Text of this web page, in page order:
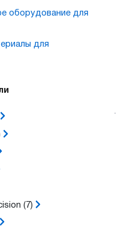
оборудование для
для
(7)